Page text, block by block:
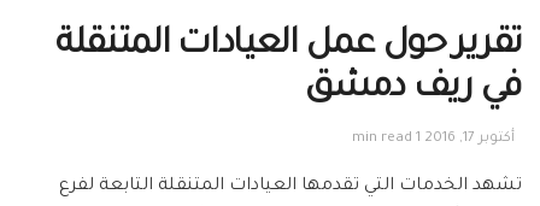
تقرير حول عمل العيادات المتنقلة
في ريف دمشق
أكتوبر 17, 2016 1 min read
تشهد الخدمات التي تقدمها العيادات المتنقلة التابعة لفرع